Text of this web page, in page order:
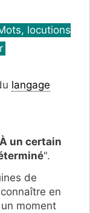
locutions
langage
À un certain
".
de
en
moment